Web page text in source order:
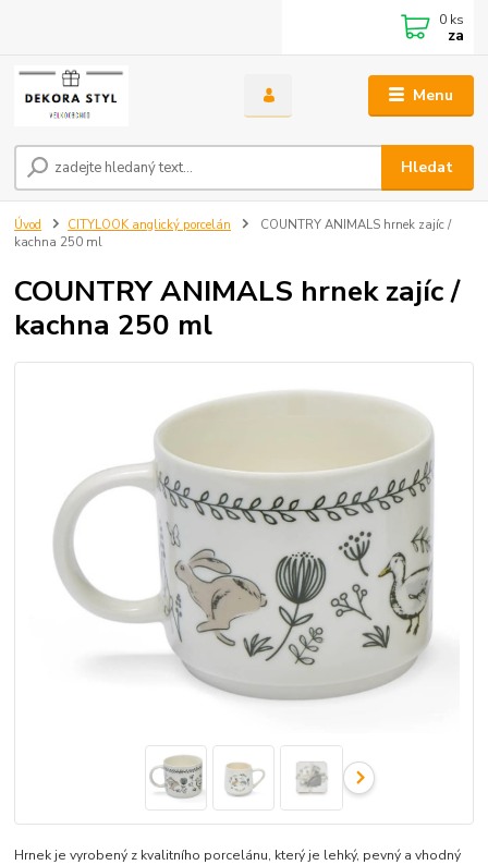
Menu
Hledat
0 ks
za
Úvod CITYLOOK anglický porcelán
COUNTRY ANIMALS hrnek zajíc /
kachna 250 ml
COUNTRY ANIMALS hrnek zajíc /
kachna 250 ml
Hrnek je vyrobený z kvalitního porcelánu, který je lehký, pevný a vhodný